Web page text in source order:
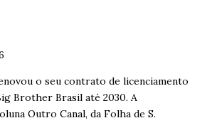
o seu contrato de licenciamento
Brother Brasil até 2030. A
Outro Canal, da Folha de S.